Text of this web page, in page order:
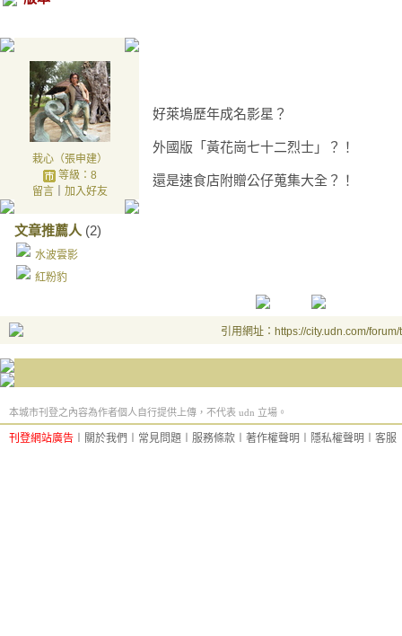
栽心（張申建）
等級：8
留言｜ 加入好友
文章推薦人 (2)
水波雲影
紅粉豹
好萊塢歷年成名影星？
外國版「黃花崗七十二烈士」？！
還是速食店附贈公仔蒐集大全？！
引用網址：https://city.udn.com/
本城市刊登之內容為作者個人自行提供上傳，不代表 udn 立場。
刊登網站廣告 關於我們 常見問題 服務條款 著作權聲明 隱私權聲明 客服